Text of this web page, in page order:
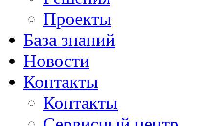
Проекты
База знаний
Новости
Контакты
Контакты